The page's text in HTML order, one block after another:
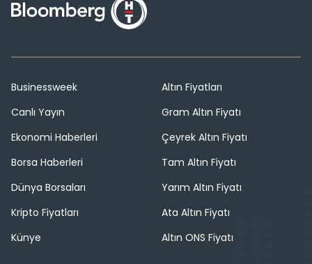
Businessweek
Canlı Yayın
Ekonomi Haberleri
Borsa Haberleri
Dünya Borsaları
Kripto Fiyatları
Künye
Altın Fiyatları
Gram Altın Fiyatı
Çeyrek Altın Fiyatı
Tam Altın Fiyatı
Yarım Altın Fiyatı
Ata Altın Fiyatı
Altın ONS Fiyatı